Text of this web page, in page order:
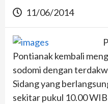
11/06/2014
Pontianak kembali
sodomi dengan
Sidang yang
sekitar pukul 10.00